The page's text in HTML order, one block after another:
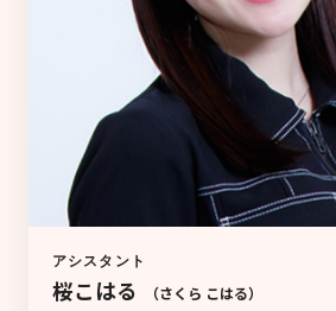
アシスタント
桜こはる （さくら こはる）